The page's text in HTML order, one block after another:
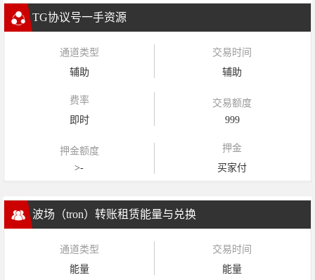
TG协议号一手资源
通道类型
辅助
交易时间
辅助
费率
即时
交易额度
999
押金额度
>-
押金
买家付
波场（tron）转账租赁能量与兑换
通道类型
能量
交易时间
能量